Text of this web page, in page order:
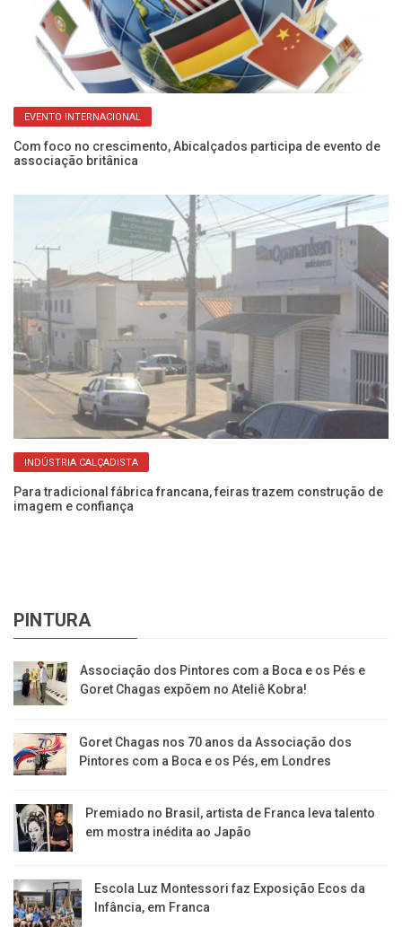
EVENTO INTERNACIONAL
Com foco no crescimento, Abicalçados participa de evento de
associação britânica
INDÚSTRIA CALÇADISTA
Para tradicional fábrica francana, feiras trazem construção de
imagem e confiança
PINTURA
Associação dos Pintores com a Boca e os Pés e
Goret Chagas expõem no Ateliê Kobra!
Goret Chagas nos 70 anos da Associação dos
Pintores com a Boca e os Pés, em Londres
Premiado no Brasil, artista de Franca leva talento
em mostra inédita ao Japão
Escola Luz Montessori faz Exposição Ecos da
Infância, em Franca